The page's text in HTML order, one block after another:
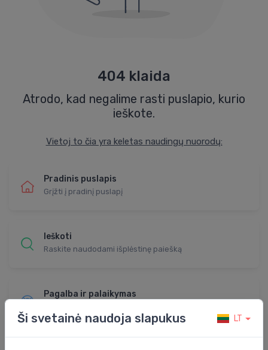
404 klaida
Atrodo, kad negalime rasti puslapio, kurio
ieškote.
Vietoj to čia yra keletas naudingų nuorodų:
Pradinis puslapis
Grįžti į pradinį puslapį
Ieškoti
Raskite naudodami išplėstinę paiešką
Pagalba ir palaikymas
Ši svetainė naudoja slapukus LT